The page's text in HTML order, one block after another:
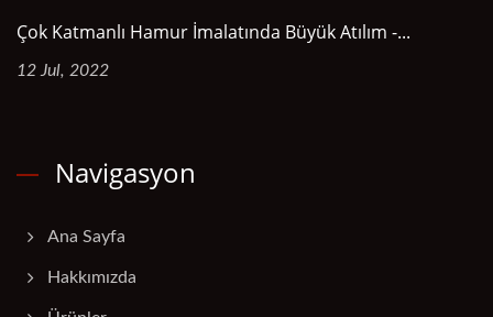
Çok Katmanlı Hamur İmalatında Büyük Atılım -...
12 Jul, 2022
Navigasyon
Ana Sayfa
Hakkımızda